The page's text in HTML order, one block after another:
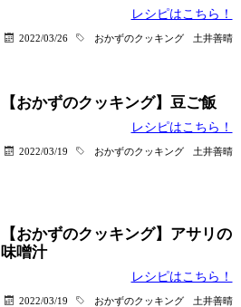
レシピはこちら！
2022/03/26 おかずのクッキング 土井善晴
【おかずのクッキング】豆ご飯
レシピはこちら！
2022/03/19 おかずのクッキング 土井善晴
【おかずのクッキング】アサリの
味噌汁
レシピはこちら！
2022/03/19 おかずのクッキング 土井善晴